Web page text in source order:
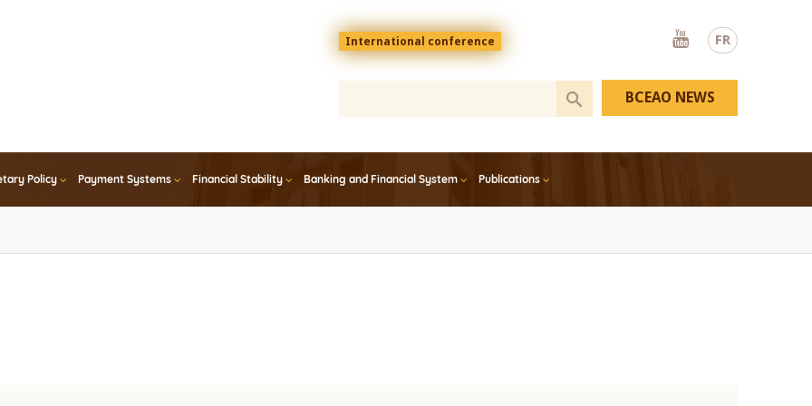
FR
Menu
top
En
International conference
Youtube
Policy Payment Systems Financial Stability Banking and Financial System Publications
BCEAO NEWS